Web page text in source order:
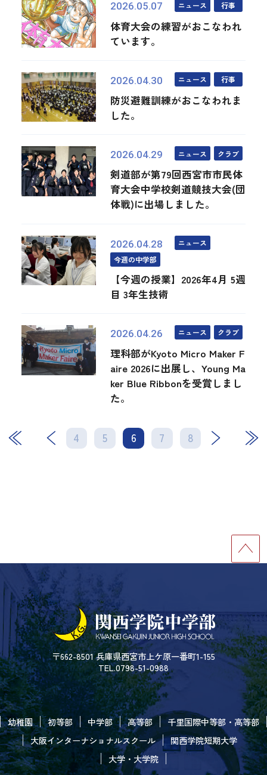
2026.05.07 ニュース 行事
体育大会の練習がおこなわれ
ています。
2026.04.30 ニュース 行事
防災避難訓練がおこなわれま
した。
2026.04.29 ニュース クラブ
剣道部が第79回西宮市市民体
育大会中学校剣道競技大会(団
体戦)に出場しました。
2026.04.28
ニュース
今週の中学部
【今週の授業】2026年4月 5週
目 3年生技術
2026.04.26 ニュース クラブ
理科部がKyoto Micro Maker F
aire 2026に出展し、Young Ma
ker Blue Ribbonを受賞しまし
た。
4 5 6 7 8
次 最後
〒662-8501 兵庫県西宮市上ケ原一番町1-155
TEL.0798-51-0988
幼稚園 初等部 中学部 高等部
千里国際中等部・高等部
大阪インターナショナルスクール
関西学院短期大学
大学・大学院